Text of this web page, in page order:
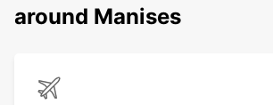
around Manises